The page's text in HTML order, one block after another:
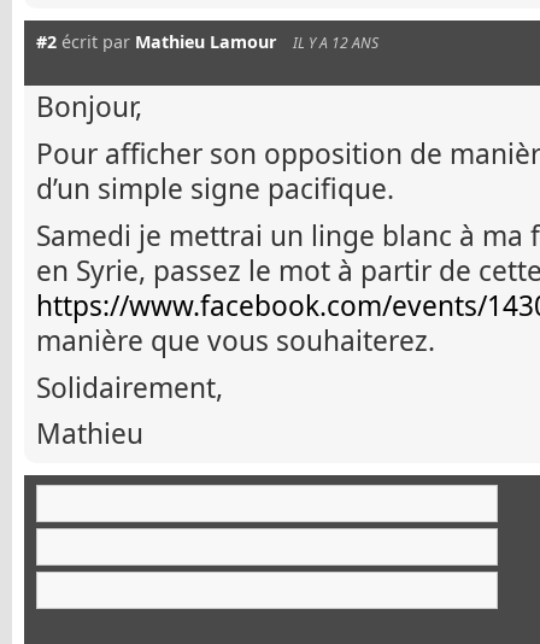
#2 écrit par Mathieu Lamour IL Y A 12 ANS
Bonjour,
Pour afficher son opposition de
d’un simple signe pacifique.
Samedi je mettrai un linge blanc à
en Syrie, passez le mot à partir de
https://www.facebook.com/events/
manière que vous souhaiterez.
Solidairement,
Mathieu